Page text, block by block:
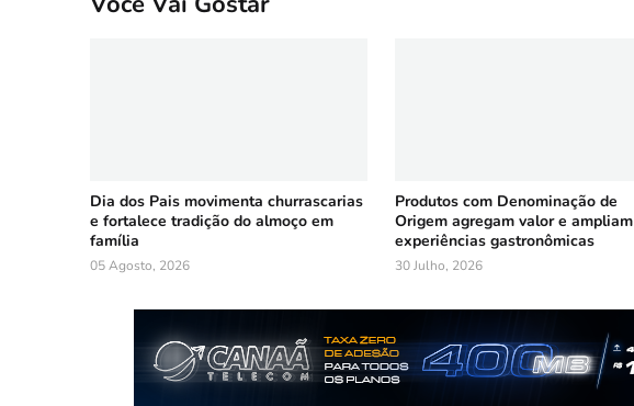
Dia dos Pais movimenta churrascarias
e fortalece tradição do almoço em
família
05 Agosto, 2026
Produtos com Denominação de
Origem agregam valor e ampliam
experiências gastronômicas
30 Julho, 2026